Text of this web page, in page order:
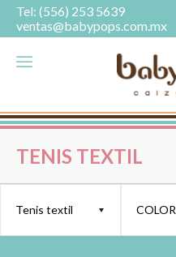
Tel: (556) 253 5639
ventas@babypops.com.mx
TENIS TEXTIL
Tenis textil COLOR